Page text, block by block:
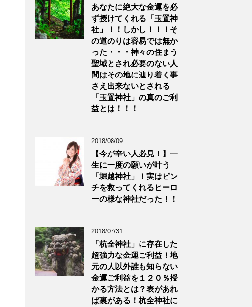
あなたに絶大な金運を必
ず授けてくれる「玉置神
社」！！しかし！！！そ
の道のりは容易では無か
った・・・神々の住まう
聖域とされ必要のない人
間はその地に辿り着く事
さえ出来ないとされる
「玉置神社」の真のご利
益とは！！！
2018/08/09
【今が辛い人必見！】一
生に一度の願いが叶う
「堀越神社」！実はピン
チを救ってくれるヒーロ
ーの様な神社だった！！
2018/07/31
「杭全神社」に存在した
超強力な金運ご利益！地
元の人以外誰も知らない
金運ご利益を１２０％授
かる方法とは？表があれ
ば裏がある！杭全神社に